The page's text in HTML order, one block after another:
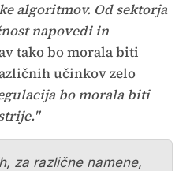
algoritmov. Od sektorja
napovedi in
tako bo morala biti
učinkov zelo
bo morala biti
za različne namene,